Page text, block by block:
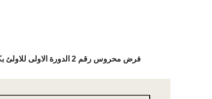
فرض محروس رقم 2 الدورة الاولى للاولئ بكالوريا علوم تجريبية ( علوم الفيزياء )